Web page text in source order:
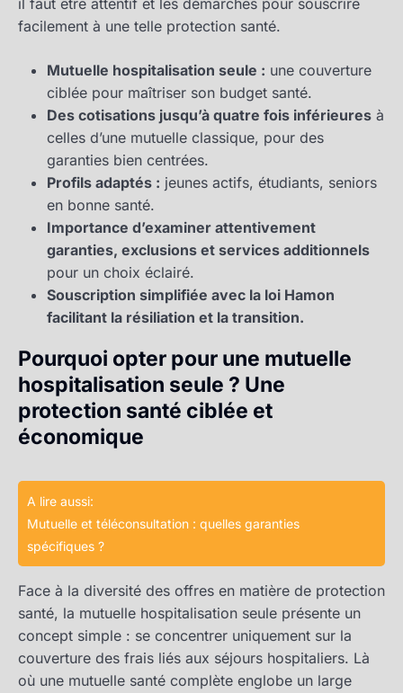
il faut être attentif et les démarches pour souscrire
facilement à une telle protection santé.
Mutuelle hospitalisation seule : une couverture
ciblée pour maîtriser son budget santé.
Des cotisations jusqu’à quatre fois inférieures à
celles d’une mutuelle classique, pour des
garanties bien centrées.
Profils adaptés : jeunes actifs, étudiants, seniors
en bonne santé.
Importance d’examiner attentivement
garanties, exclusions et services additionnels
pour un choix éclairé.
Souscription simplifiée avec la loi Hamon
facilitant la résiliation et la transition.
Pourquoi opter pour une mutuelle
hospitalisation seule ? Une
protection santé ciblée et
économique
A lire aussi:
Mutuelle et téléconsultation : quelles garanties
spécifiques ?
Face à la diversité des offres en matière de protection
santé, la mutuelle hospitalisation seule présente un
concept simple : se concentrer uniquement sur la
couverture des frais liés aux séjours hospitaliers. Là
où une mutuelle santé complète englobe un large